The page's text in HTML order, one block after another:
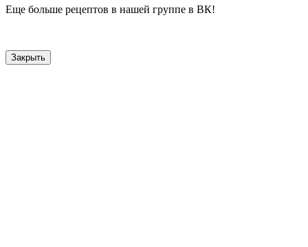
Еще больше рецептов в нашей группе в ВК!
Закрыть